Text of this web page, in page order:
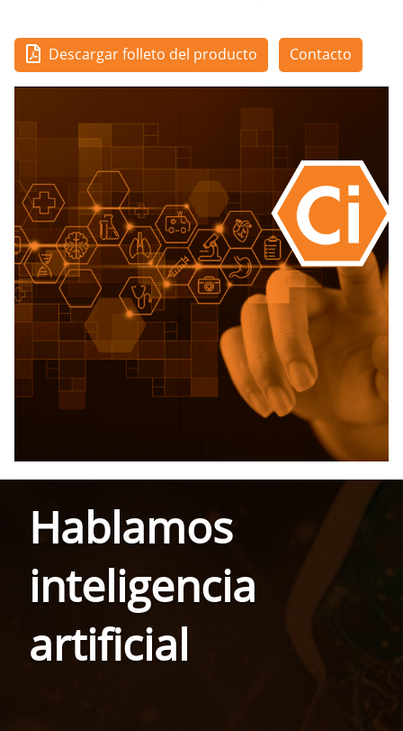
Descargar folleto del producto Contacto
Hablamos
inteligencia
artificial